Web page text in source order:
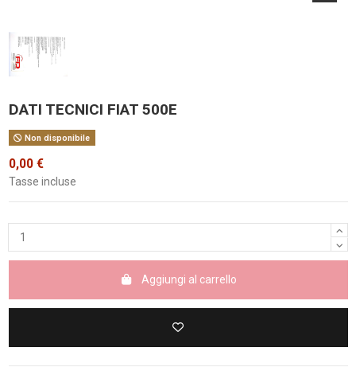
DATI TECNICI FIAT 500E
Non disponibile
0,00 €
Tasse incluse
Aggiungi al carrello